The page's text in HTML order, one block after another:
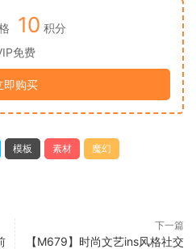
10 积分
免费
即购买
模板 素材 魔幻
下一篇
【M679】时尚文艺ins风格社交